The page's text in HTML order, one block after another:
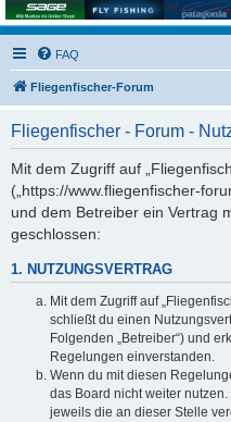
FAQ
Fliegenfischer-Forum
Fliegenfischer - Forum -
Mit dem Zugriff auf
(„https://www.fliegenfischer-
und dem Betreiber ein Vertrag
geschlossen:
1. NUTZUNGSVERTRAG
Mit dem Zugriff auf
schließt du einen
Folgenden „Betreiber“) und
Regelungen einverstanden.
Wenn du mit diesen
das Board nicht weiter
jeweils die an dieser Stelle